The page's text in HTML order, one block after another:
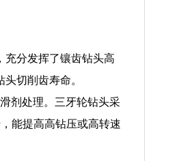
充分发挥了镶齿钻头高
切削齿寿命。
剂处理。三牙轮钻头采
能提高高钻压或高转速